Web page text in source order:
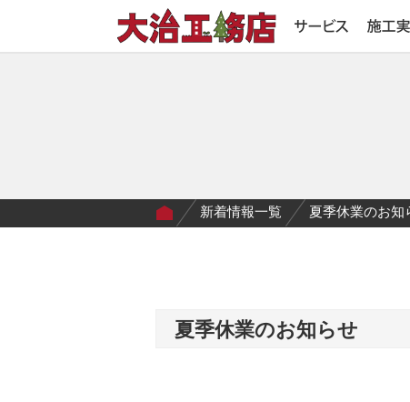
新着情報一覧 夏季休業のお知
夏季休業のお知らせ